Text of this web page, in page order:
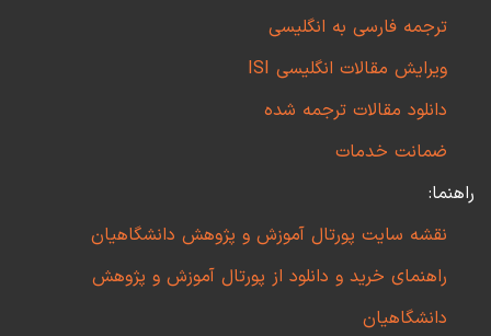
ترجمه فارسی به انگلیسی
ویرایش مقالات انگلیسی ISI
دانلود مقالات ترجمه شده
ضمانت خدمات
راهنما:
نقشه سایت پورتال آموزش و پژوهش دانشگاهیان
راهنمای خرید و دانلود از پورتال آموزش و پژوهش
دانشگاهیان